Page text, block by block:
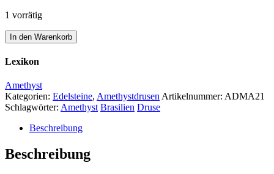
1 vorrätig
Amethystdruse
aus
Brasilien
Menge
In den Warenkorb
Lexikon
Amethyst
Kategorien: Edelsteine, Amethystdrusen Artikelnummer: ADMA21
Schlagwörter: Amethyst Brasilien Druse
Beschreibung
Beschreibung